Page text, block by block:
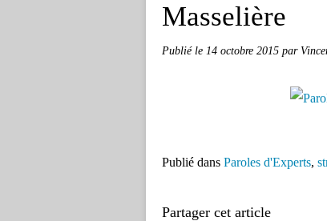
Masselière
Publié le 14 octobre 2015 par
Publié dans Paroles d'Experts,
Partager cet article